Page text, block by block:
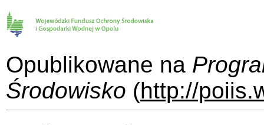
Opublikowane na
Środowisko (http://